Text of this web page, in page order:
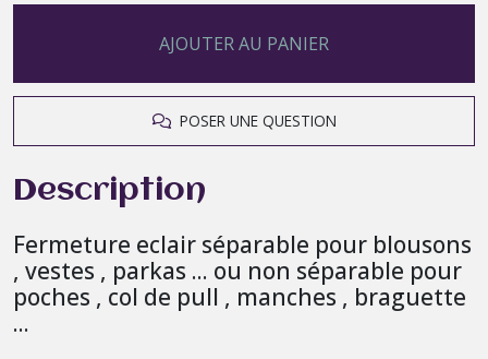
AJOUTER AU PANIER
POSER UNE QUESTION
Description
Fermeture eclair séparable pour blousons
, vestes , parkas ... ou non séparable pour
poches , col de pull , manches , braguette
...